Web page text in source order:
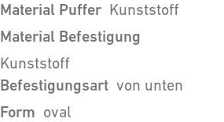
Material Puffer Kunststoff
Material Befestigung
Kunststoff
Befestigungsart von unten
Form oval